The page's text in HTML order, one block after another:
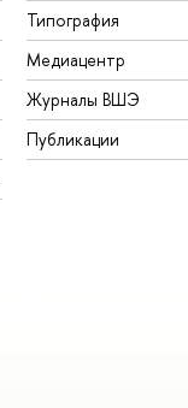
Типография
Медиацентр
Журналы ВШЭ
Публикации